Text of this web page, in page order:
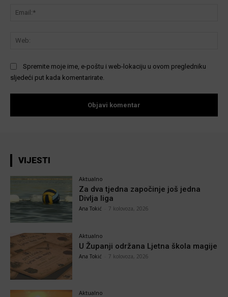
Spremite moje ime, e-poštu i web-lokaciju u ovom pregledniku
sljedeći put kada komentarirate.
VIJESTI
Aktualno
Za dva tjedna započinje još jedna
Divlja liga
Ana Tokić 7 kolovoza, 2026
Aktualno
U Županji održana Ljetna škola magije
Ana Tokić 7 kolovoza, 2026
Aktualno